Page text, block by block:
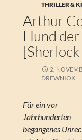
THRILLER &
Arthur
Hund
2.
DREWNIOK
Für ein vor
Jahrhunderten
begangenes